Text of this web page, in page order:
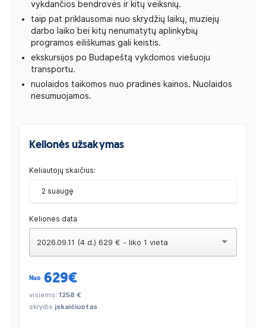
vykdančios bendrovės ir kitų veiksnių.
taip pat priklausomai nuo skrydžių laikų, muziejų
darbo laiko bei kitų nenumatytų aplinkybių
programos eiliškumas gali keistis.
ekskursijos po Budapeštą vykdomos viešuoju
transportu.
nuolaidos taikomos nuo pradinės kainos. Nuolaidos
nesumuojamos.
Kelionės užsakymas
Keliautojų skaičius:
2 suaugę
Kelionės data
2026.09.11 (4 d.) 629 € - liko 1 vieta
Nuo 629€
visiems: 1258 €
skrydis įskaičiuotas